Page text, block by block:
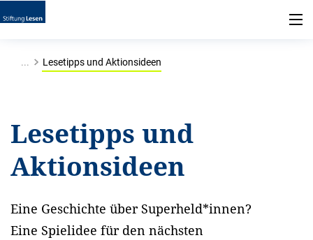
... Lesetipps und Aktionsideen
Lesetipps und
Aktionsideen
Eine Geschichte über Superheld*innen?
Eine Spielidee für den nächsten